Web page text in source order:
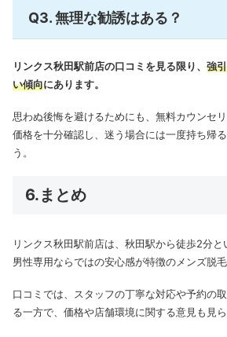
Q3. 無理な勧誘はある？
リンクス秋田駅前店の口コミを見る限り、 強
い傾向にあります。
思わぬ後悔を避けるためにも、無料カウンセ
価格を十分確認し、迷う場合には一度持ち帰
う。
6.まとめ
リンクス秋田駅前店は、秋田駅から徒歩2分と
男性専用ならではの安心感が特徴のメンズ脱毛
口コミでは、スタッフの丁寧な対応や予約の
る一方で、価格や店舗環境に関する意見も見ら